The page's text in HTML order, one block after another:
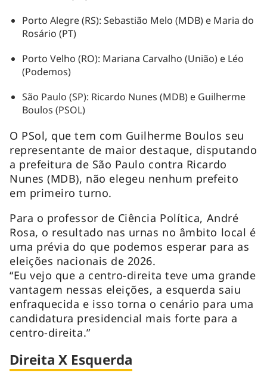
Porto Alegre (RS): Sebastião Melo (MDB) e Maria do
Rosário (PT)
Porto Velho (RO): Mariana Carvalho (União) e Léo
(Podemos)
São Paulo (SP): Ricardo Nunes (MDB) e Guilherme
Boulos (PSOL)
O PSol, que tem com Guilherme Boulos seu
representante de maior destaque, disputando
a prefeitura de São Paulo contra Ricardo
Nunes (MDB), não elegeu nenhum prefeito
em primeiro turno.
Para o professor de Ciência Política, André
Rosa, o resultado nas urnas no âmbito local é
uma prévia do que podemos esperar para as
eleições nacionais de 2026.
“Eu vejo que a centro-direita teve uma grande
vantagem nessas eleições, a esquerda saiu
enfraquecida e isso torna o cenário para uma
candidatura presidencial mais forte para a
centro-direita.”
Direita X Esquerda